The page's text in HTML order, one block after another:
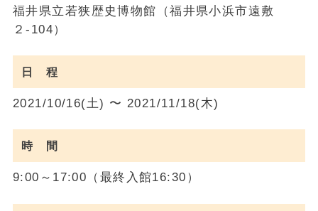
福井県立若狭歴史博物館（福井県小浜市遠敷
２-104）
日 程
2021/10/16(土) 〜 2021/11/18(木)
時 間
9:00～17:00（最終入館16:30）